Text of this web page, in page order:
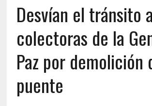
Desvían el tránsito
colectoras de la
Paz por demolición
puente